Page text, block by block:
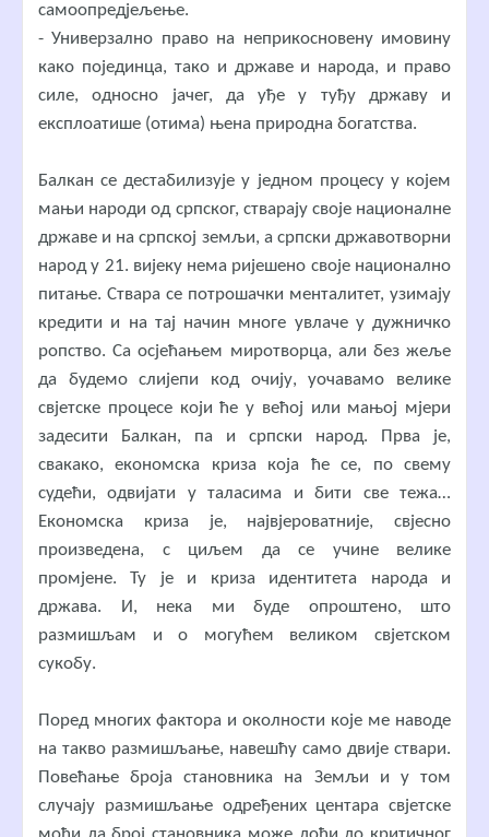
самоопредјељење.
- Универзално право на неприкосновену имовину
како појединца, тако и државе и народа, и право
силе, односно јачег, да уђе у туђу државу и
експлоатише (отима) њена природна богатства.
Балкан се дестабилизује у једном процесу у којем
мањи народи од српског, стварају своје националне
државе и на српској земљи, а српски државотворни
народ у 21. вијеку нема ријешено своје национално
питање. Ствара се потрошачки менталитет, узимају
кредити и на тај начин многе увлаче у дужничко
ропство. Са осјећањем миротворца, али без жеље
да будемо слијепи код очију, уочавамо велике
свјетске процесе који ће у већој или мањој мјери
задесити Балкан, па и српски народ. Прва је,
свакако, економска криза која ће се, по свему
судећи, одвијати у таласима и бити све тежа…
Економска криза је, највјероватније, свјесно
произведена, с циљем да се учине велике
промјене. Ту је и криза идентитета народа и
држава. И, нека ми буде опроштено, што
размишљам и о могућем великом свјетском
сукобу.
Поред многих фактора и околности које ме наводе
на такво размишљање, навешћу само двије ствари.
Повећање броја становника на Земљи и у том
случају размишљање одређених центара свјетске